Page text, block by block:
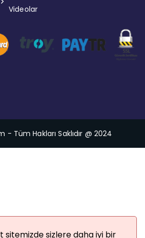
sitemizde sizlere daha iyi bir
Videolar
- Tüm Hakları Saklıdır @ 2024